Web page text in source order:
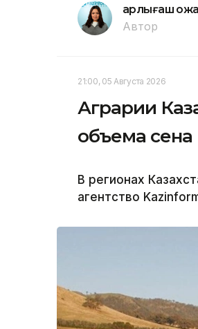
Қарлығаш
Автор
21:00, 05 Августа 2026
Аграрии
объема сена
В регионах
агентство